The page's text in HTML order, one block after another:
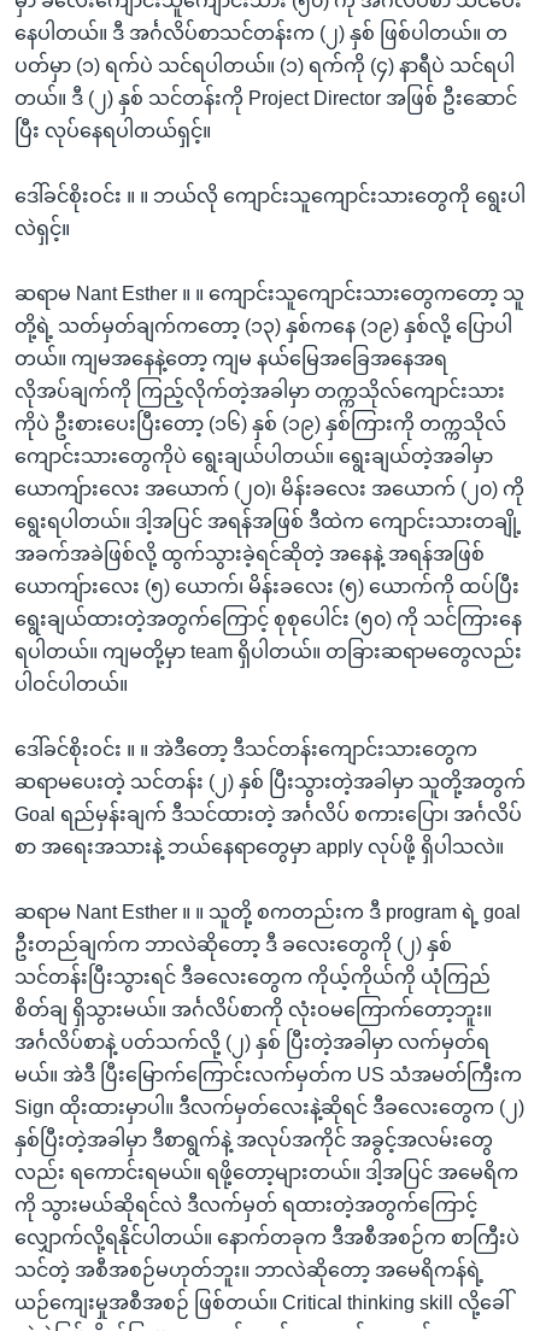
နေပါတယ်။ ဒီ အင်္ဂလိပ်စာသင်တန်းက (၂) နှစ် ဖြစ်ပါတယ်။ တ
ပတ်မှာ (၁) ရက်ပဲ သင်ရပါတယ်။ (၁) ရက်ကို (၄) နာရီပဲ သင်ရပါ
တယ်။ ဒီ (၂) နှစ် သင်တန်းကို Project Director အဖြစ် ဦးဆောင်
ပြီး လုပ်နေရပါတယ်ရှင့်။
ဒေါ်ခင်စိုးဝင်း ။ ။ ဘယ်လို ကျောင်းသူကျောင်းသားတွေကို ရွေးပါ
လဲရှင့်။
ဆရာမ Nant Esther ။ ။ ကျောင်းသူကျောင်းသားတွေကတော့ သူ
တို့ရဲ့ သတ်မှတ်ချက်ကတော့ (၁၃) နှစ်ကနေ (၁၉) နှစ်လို့ ပြောပါ
တယ်။ ကျမအနေနဲ့တော့ ကျမ နယ်မြေအခြေအနေအရ
လိုအပ်ချက်ကို ကြည့်လိုက်တဲ့အခါမှာ တက္ကသိုလ်ကျောင်းသား
ကိုပဲ ဦးစားပေးပြီးတော့ (၁၆) နှစ် (၁၉) နှစ်ကြားကို တက္ကသိုလ်
ကျောင်းသားတွေကိုပဲ ရွေးချယ်ပါတယ်။ ရွေးချယ်တဲ့အခါမှာ
ယောကျ်ားလေး အယောက် (၂၀)၊ မိန်းခလေး အယောက် (၂၀) ကို
ရွေးရပါတယ်။ ဒါ့အပြင် အရန်အဖြစ် ဒီထဲက ကျောင်းသားတချို့
အခက်အခဲဖြစ်လို့ ထွက်သွားခဲ့ရင်ဆိုတဲ့ အနေနဲ့ အရန်အဖြစ်
ယောကျ်ားလေး (၅) ယောက်၊ မိန်းခလေး (၅) ယောက်ကို ထပ်ပြီး
ရွေးချယ်ထားတဲ့အတွက်ကြောင့် စုစုပေါင်း (၅၀) ကို သင်ကြားနေ
ရပါတယ်။ ကျမတို့မှာ team ရှိပါတယ်။ တခြားဆရာမတွေလည်း
ပါဝင်ပါတယ်။
ဒေါ်ခင်စိုးဝင်း ။ ။ အဲဒီတော့ ဒီသင်တန်းကျောင်းသားတွေက
ဆရာမပေးတဲ့ သင်တန်း (၂) နှစ် ပြီးသွားတဲ့အခါမှာ သူတို့အတွက်
Goal ရည်မှန်းချက် ဒီသင်ထားတဲ့ အင်္ဂလိပ် စကားပြော၊ အင်္ဂလိပ်
စာ အရေးအသားနဲ့ ဘယ်နေရာတွေမှာ apply လုပ်ဖို့ ရှိပါသလဲ။
ဆရာမ Nant Esther ။ ။ သူတို့ စကတည်းက ဒီ program ရဲ့ goal
ဦးတည်ချက်က ဘာလဲဆိုတော့ ဒီ ခလေးတွေကို (၂) နှစ်
သင်တန်းပြီးသွားရင် ဒီခလေးတွေက ကိုယ့်ကိုယ်ကို ယုံကြည်
စိတ်ချ ရှိသွားမယ်။ အင်္ဂလိပ်စာကို လုံးဝမကြောက်တော့ဘူး။
အင်္ဂလိပ်စာနဲ့ ပတ်သက်လို့ (၂) နှစ် ပြီးတဲ့အခါမှာ လက်မှတ်ရ
မယ်။ အဲဒီ ပြီးမြောက်ကြောင်းလက်မှတ်က US သံအမတ်ကြီးက
Sign ထိုးထားမှာပါ။ ဒီလက်မှတ်လေးနဲ့ဆိုရင် ဒီခလေးတွေက (၂)
နှစ်ပြီးတဲ့အခါမှာ ဒီစာရွက်နဲ့ အလုပ်အကိုင် အခွင့်အလမ်းတွေ
လည်း ရကောင်းရမယ်။ ရဖို့တော့များတယ်။ ဒါ့အပြင် အမေရိက
ကို သွားမယ်ဆိုရင်လဲ ဒီလက်မှတ် ရထားတဲ့အတွက်ကြောင့်
လျှောက်လို့ရနိုင်ပါတယ်။ နောက်တခုက ဒီအစီအစဉ်က စာကြီးပဲ
သင်တဲ့ အစီအစဉ်မဟုတ်ဘူး။ ဘာလဲဆိုတော့ အမေရိကန်ရဲ့
ယဉ်ကျေးမှုအစီအစဉ် ဖြစ်တယ်။ Critical thinking skill လို့ခေါ်